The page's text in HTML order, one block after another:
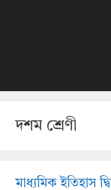
দশম শ্রেণী
মাধ্যমিক ইতিহাস